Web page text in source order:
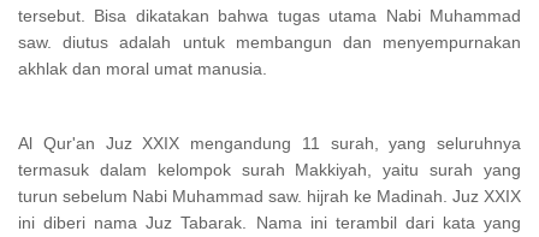
tersebut. Bisa dikatakan bahwa tugas utama Nabi Muhammad
saw. diutus adalah untuk membangun dan menyempurnakan
akhlak dan moral umat manusia.
Al Qur'an Juz XXIX mengandung 11 surah, yang seluruhnya
termasuk dalam kelompok surah Makkiyah, yaitu surah yang
turun sebelum Nabi Muhammad saw. hijrah ke Madinah. Juz XXIX
ini diberi nama Juz Tabarak. Nama ini terambil dari kata yang